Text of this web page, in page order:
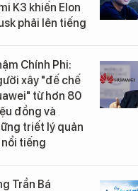
K3 khiến Elon
phải lên tiếng
Chính Phi:
xây "đế chế
từ hơn 80
đồng và
triết lý quản
tiếng
Trần Bá